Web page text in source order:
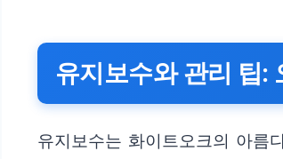
유지보수와 관리 팁:
유지보수는 화이트오크의 아름